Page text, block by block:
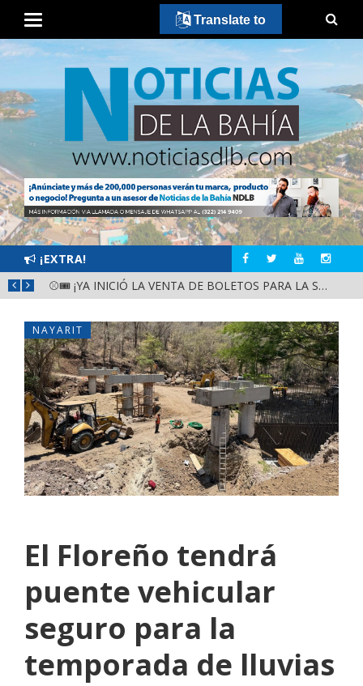
¡EXTRA!
⚾🎟️ ¡YA INICIÓ LA VENTA DE BOLETOS PARA LA SERIE DEL CARIBE KIDS NAYARIT 2026!
NAYARIT
El Floreño tendrá
puente vehicular
seguro para la
temporada de lluvias
Translate to